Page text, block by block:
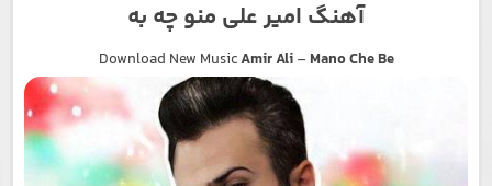
آهنگ امیر علی منو چه به
Download New MusicAmir Ali– Mano Che Be